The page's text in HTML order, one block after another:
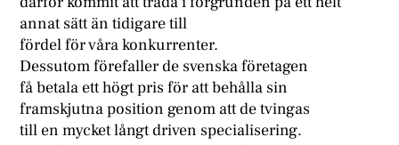
annat sätt än tidigare till
fördel för våra konkurrenter.
Dessutom förefaller de svenska företagen
få betala ett högt pris för att behålla sin
framskjutna position genom att de tvingas
till en mycket långt driven specialisering.